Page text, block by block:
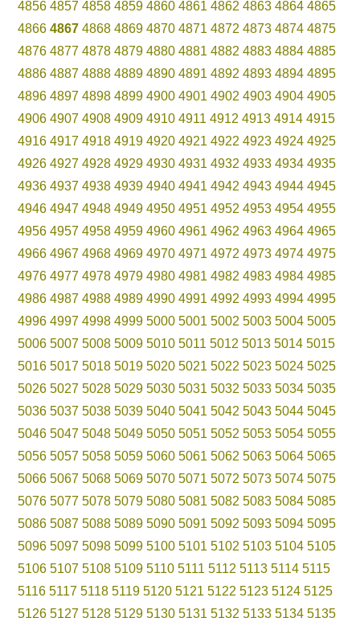
4856 4857 4858 4859 4860 4861 4862 4863 4864 4865
4866 4867 4868 4869 4870 4871 4872 4873 4874 4875
4876 4877 4878 4879 4880 4881 4882 4883 4884 4885
4886 4887 4888 4889 4890 4891 4892 4893 4894 4895
4896 4897 4898 4899 4900 4901 4902 4903 4904 4905
4906 4907 4908 4909 4910 4911 4912 4913 4914 4915
4916 4917 4918 4919 4920 4921 4922 4923 4924 4925
4926 4927 4928 4929 4930 4931 4932 4933 4934 4935
4936 4937 4938 4939 4940 4941 4942 4943 4944 4945
4946 4947 4948 4949 4950 4951 4952 4953 4954 4955
4956 4957 4958 4959 4960 4961 4962 4963 4964 4965
4966 4967 4968 4969 4970 4971 4972 4973 4974 4975
4976 4977 4978 4979 4980 4981 4982 4983 4984 4985
4986 4987 4988 4989 4990 4991 4992 4993 4994 4995
4996 4997 4998 4999 5000 5001 5002 5003 5004 5005
5006 5007 5008 5009 5010 5011 5012 5013 5014 5015
5016 5017 5018 5019 5020 5021 5022 5023 5024 5025
5026 5027 5028 5029 5030 5031 5032 5033 5034 5035
5036 5037 5038 5039 5040 5041 5042 5043 5044 5045
5046 5047 5048 5049 5050 5051 5052 5053 5054 5055
5056 5057 5058 5059 5060 5061 5062 5063 5064 5065
5066 5067 5068 5069 5070 5071 5072 5073 5074 5075
5076 5077 5078 5079 5080 5081 5082 5083 5084 5085
5086 5087 5088 5089 5090 5091 5092 5093 5094 5095
5096 5097 5098 5099 5100 5101 5102 5103 5104 5105
5106 5107 5108 5109 5110 5111 5112 5113 5114 5115
5116 5117 5118 5119 5120 5121 5122 5123 5124 5125
5126 5127 5128 5129 5130 5131 5132 5133 5134 5135